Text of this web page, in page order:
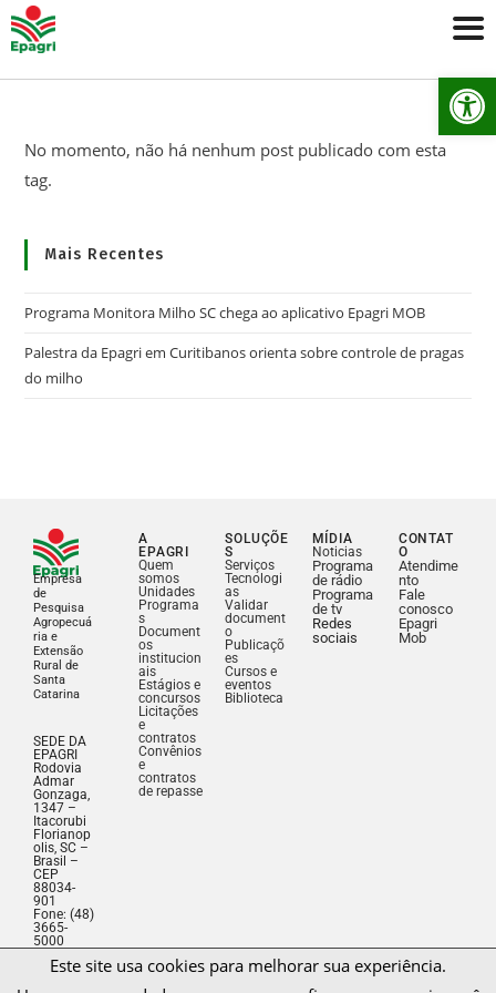
No momento, não há nenhum post publicado com esta
tag.
Mais Recentes
Programa Monitora Milho SC chega ao aplicativo Epagri MOB
Palestra da Epagri em Curitibanos orienta sobre controle de pragas
do milho
Empresa
de
Pesquisa
Agropecuá
ria e
Extensão
Rural de
Santa
Catarina
SEDE DA
EPAGRI
Rodovia
Admar
Gonzaga,
1347 –
Itacorubi
Florianop
olis, SC –
Brasil –
CEP
88034-
901
Fone: (48)
3665-
5000
83.052.19
A
EPAGRI
Quem
somos
Unidades
Programa
s
Document
os
institucion
ais
Estágios e
concursos
Licitações
e
contratos
Convênios
e
contratos
de repasse
SOLUÇÕE
S
Serviços
Tecnologi
as
Validar
document
o
Publicaçõ
es
Cursos e
eventos
Biblioteca
MÍDIA
Noticias
Programa
de rádio
Programa
de tv
Redes
sociais
CONTAT
O
Atendime
nto
Fale
conosco
Epagri
Mob
Este site usa cookies para melhorar sua experiência.
Usaremos seus dados apenas para os fins com os quais você